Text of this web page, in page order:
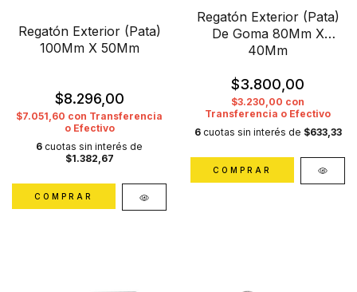
Regatón Exterior (Pata)
100Mm X 50Mm
$8.296,00
$7.051,60 con Transferencia
o Efectivo
6 cuotas sin interés de
$1.382,67
Regatón Exterior (Pata)
De Goma 80Mm X
40Mm
$3.800,00
$3.230,00 con
Transferencia o Efectivo
6 cuotas sin interés de $633,33